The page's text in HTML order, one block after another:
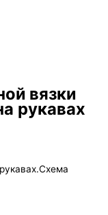
вязки
рукавах